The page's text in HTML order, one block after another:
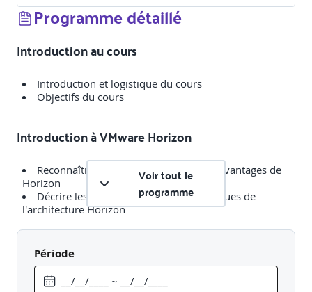
Programme détaillé
Introduction au cours
Introduction et logistique du cours
Objectifs du cours
Introduction à VMware Horizon
Reconnaître les caractéristiques et les avantages de
Horizon
Décrire les aspects conceptuels et logiques de
l'architecture Horizon
Introduction au cas d'utilisation
Définir un cas d'utilisation pour votre bureau virtuel
Voir tout le
programme
Période